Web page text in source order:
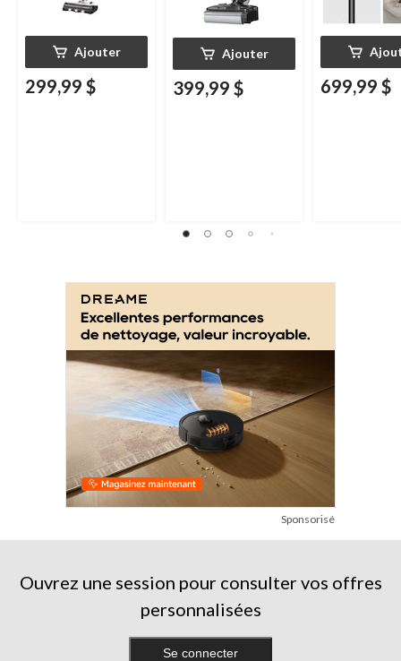
Ajouter
299,99 $
Ajouter
399,99 $ 699,99 $
Sponsorisé
Ouvrez une session pour consulter vos offres
personnalisées
Se connecter